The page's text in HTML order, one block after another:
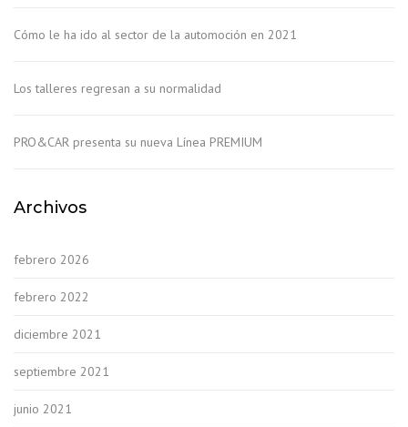
Cómo le ha ido al sector de la automoción en 2021
Los talleres regresan a su normalidad
PRO&CAR presenta su nueva Línea PREMIUM
Archivos
febrero 2026
febrero 2022
diciembre 2021
septiembre 2021
junio 2021